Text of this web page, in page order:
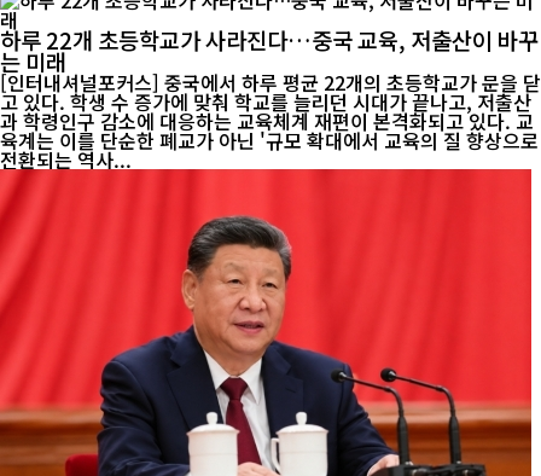
하루 22개 초등학교가 사라진다…중국 교육, 저출산이 바꾸
는 미래
[인터내셔널포커스] 중국에서 하루 평균 22개의 초등학교가 문을 닫
고 있다. 학생 수 증가에 맞춰 학교를 늘리던 시대가 끝나고, 저출산
과 학령인구 감소에 대응하는 교육체계 재편이 본격화되고 있다. 교
육계는 이를 단순한 폐교가 아닌 '규모 확대에서 교육의 질 향상으로
전환되는 역사...